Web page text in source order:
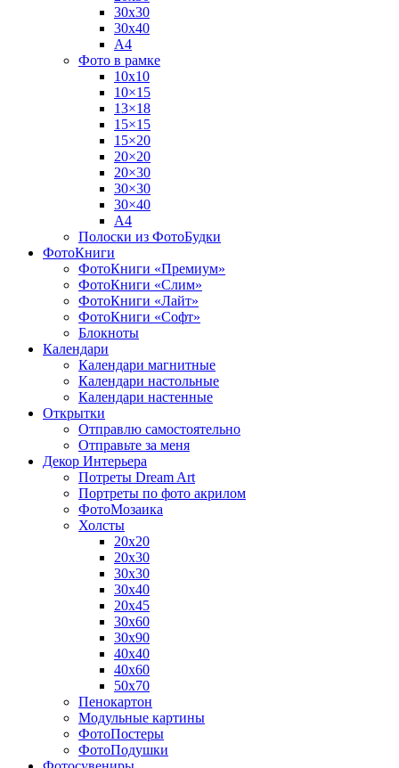
30х30
30х40
А4
Фото в рамке
10х10
10×15
13×18
15×15
15×20
20×20
20×30
30×30
30×40
A4
Полоски из ФотоБудки
ФотоКниги
ФотоКниги «Премиум»
ФотоКниги «Слим»
ФотоКниги «Лайт»
ФотоКниги «Софт»
Блокноты
Календари
Календари магнитные
Календари настольные
Календари настенные
Открытки
Отправлю самостоятельно
Отправьте за меня
Декор Интерьера
Потреты Dream Art
Портреты по фото акрилом
ФотоМозаика
Холсты
20х20
20х30
30х30
30х40
20х45
30х60
30х90
40х40
40х60
50х70
Пенокартон
Модульные картины
ФотоПостеры
ФотоПодушки